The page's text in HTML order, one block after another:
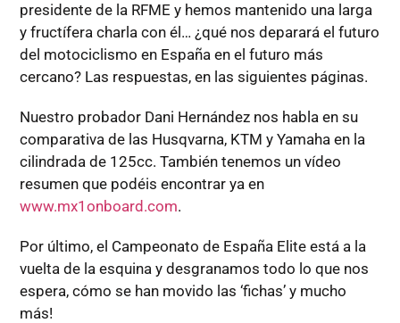
presidente de la RFME y hemos mantenido una larga
y fructífera charla con él… ¿qué nos deparará el futuro
del motociclismo en España en el futuro más
cercano? Las respuestas, en las siguientes páginas.
Nuestro probador Dani Hernández nos habla en su
comparativa de las Husqvarna, KTM y Yamaha en la
cilindrada de 125cc. También tenemos un vídeo
resumen que podéis encontrar ya en
www.mx1onboard.com.
Por último, el Campeonato de España Elite está a la
vuelta de la esquina y desgranamos todo lo que nos
espera, cómo se han movido las ‘fichas’ y mucho
más!